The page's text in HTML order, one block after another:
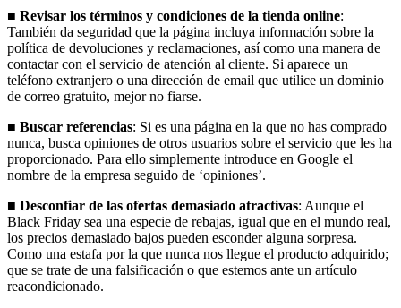
■ Revisar los términos y condiciones de la tienda online:
También da seguridad que la página incluya información sobre la
política de devoluciones y reclamaciones, así como una manera de
contactar con el servicio de atención al cliente. Si aparece un
teléfono extranjero o una dirección de email que utilice un dominio
de correo gratuito, mejor no fiarse.
■ Buscar referencias: Si es una página en la que no has comprado
nunca, busca opiniones de otros usuarios sobre el servicio que les ha
proporcionado. Para ello simplemente introduce en Google el
nombre de la empresa seguido de ‘opiniones’.
■ Desconfiar de las ofertas demasiado atractivas: Aunque el
Black Friday sea una especie de rebajas, igual que en el mundo real,
los precios demasiado bajos pueden esconder alguna sorpresa.
Como una estafa por la que nunca nos llegue el producto adquirido;
que se trate de una falsificación o que estemos ante un artículo
reacondicionado.